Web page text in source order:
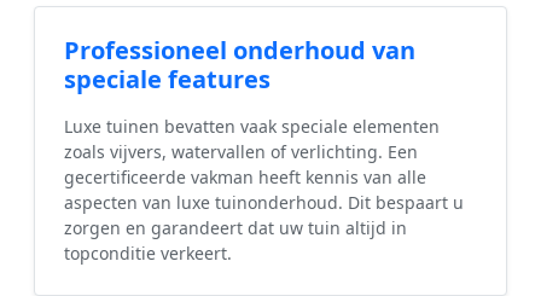
Professioneel onderhoud van
speciale features
Luxe tuinen bevatten vaak speciale elementen
zoals vijvers, watervallen of verlichting. Een
gecertificeerde vakman heeft kennis van alle
aspecten van luxe tuinonderhoud. Dit bespaart u
zorgen en garandeert dat uw tuin altijd in
topconditie verkeert.